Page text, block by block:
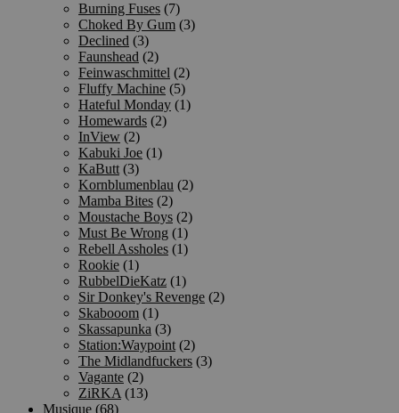
Burning Fuses (7)
Choked By Gum (3)
Declined (3)
Faunshead (2)
Feinwaschmittel (2)
Fluffy Machine (5)
Hateful Monday (1)
Homewards (2)
InView (2)
Kabuki Joe (1)
KaButt (3)
Kornblumenblau (2)
Mamba Bites (2)
Moustache Boys (2)
Must Be Wrong (1)
Rebell Assholes (1)
Rookie (1)
RubbelDieKatz (1)
Sir Donkey's Revenge (2)
Skabooom (1)
Skassapunka (3)
Station:Waypoint (2)
The Midlandfuckers (3)
Vagante (2)
ZiRKA (13)
Musique (68)